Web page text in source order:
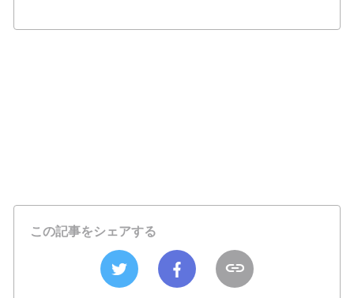
この記事をシェアする